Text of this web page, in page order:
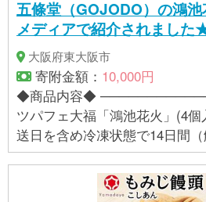
五條堂（GOJODO）の鴻
メディアで紹介されました
大阪府東大阪市
寄附金額： 10,000円
◆商品内容◆
ツパフェ大福「鴻池花火」(4個入り) 【賞味
送日を含め冷凍状態で14日間（解凍
料】 砂糖、餅粉、小豆生餡、
ナ、オレンジ、ブルーベリー
クリーム、卵、米粉、米油、